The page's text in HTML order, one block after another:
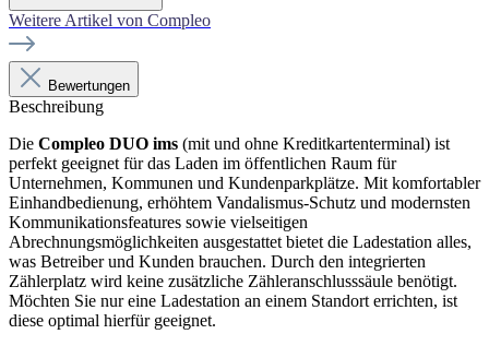
Weitere Artikel von Compleo
Bewertungen
Beschreibung
Die Compleo DUO ims (mit und ohne Kreditkartenterminal) ist
perfekt geeignet für das Laden im öffentlichen Raum für
Unternehmen, Kommunen und Kundenparkplätze. Mit komfortabler
Einhandbedienung, erhöhtem Vandalismus-Schutz und modernsten
Kommunikationsfeatures sowie vielseitigen
Abrechnungsmöglichkeiten ausgestattet bietet die Ladestation alles,
was Betreiber und Kunden brauchen. Durch den integrierten
Zählerplatz wird keine zusätzliche Zähleranschlusssäule benötigt.
Möchten Sie nur eine Ladestation an einem Standort errichten, ist
diese optimal hierfür geeignet.